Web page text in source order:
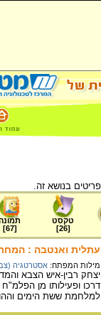
טקסט
[
26
]
[
67
]
עתלית ואנטבה :
מילות המפתח: אסטרטגיה
יצחק רבין-איש הצבא
דרכו ופעילותו מן
למלחמת ששת הימים